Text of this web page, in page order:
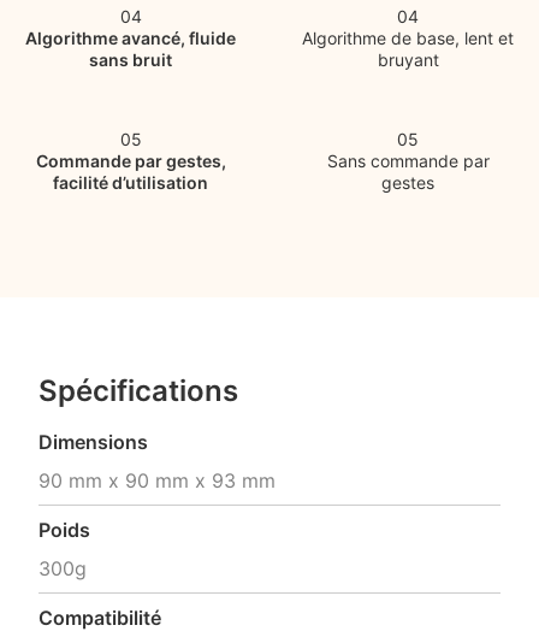
04
Algorithme avancé, fluide
sans bruit
04
Algorithme de base, lent et
bruyant
05
Commande par gestes,
facilité d’utilisation
05
Sans commande par
gestes
Spécifications
Dimensions
90 mm x 90 mm x 93 mm
Poids
300g
Compatibilité